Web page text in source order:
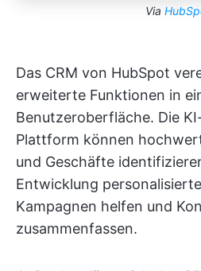
Via
Das CRM von HubSpot
erweiterte Funktionen in
Benutzeroberfläche. Die
Plattform können
und Geschäfte
Entwicklung
Kampagnen helfen und
zusammenfassen.